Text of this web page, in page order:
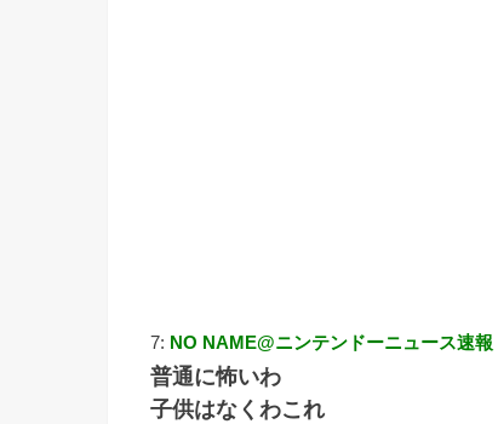
7: NO NAME@ニンテンドーニュース速報
普通に怖いわ
子供はなくわこれ